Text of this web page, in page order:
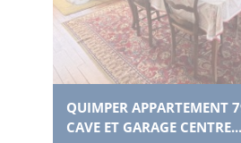
QUIMPER APPARTEMENT
CAVE ET GARAGE CENTRE...